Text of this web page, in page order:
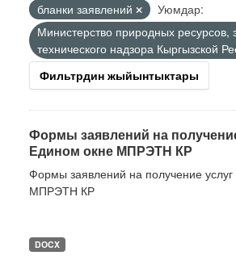
бланки заявлений
Уюмдар:
Министерство природных ресурсов,
технического надзора Кыргызской
Фильтрдин жыйынтыктары
Формы заявлений на
Едином окне МПРЭТН КР
Формы заявлений на получение
МПРЭТН КР
DOCX